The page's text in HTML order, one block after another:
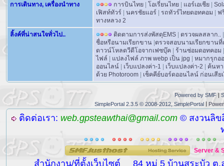
การเดินทาง, เครื่องนำทาง
การบินไทย | โอเรี่ยนไทย | แอร์เอเชีย |
เฟิสท์ทัวร์ | นครชัยแอร์ | รถทัวร์ไทยดอทคอม | ฟ
ทางหลวง 2
ลิ้งค์ที่น่าสนใจทั่วไป..
ติดตามการส่งพัสดุEMS | ตรวจผลสลาก..
|
ชื่อหรือนามเรียกขาน |ตรวจสอบนามเรียกขานที่
ดาวน์โหลดวีดีโอจากเฟซบุ๊ค | ร้านซ่อมดอทคอม |
ไฟล์ | แปลงไฟล์ ภาพ webp เป็น jpg | หมากรุกอ
ออนไลน์ | เว็บแปลงค่า-1 | เว็บแปลงค่า-2 | ค้นห
ด้วย Photoroom | เช็คคีย์บอร์ดออนไลน์ ก่อนเสีย
Powered by SMF|
SimplePortal 2.3.5 © 2008-2012, SimplePortal |
ติดต่อเรา: web.gpsteawthai@gmail.com © สงวนลิข
Server &
สำนักงาน/ที่ตั้งเว็บไซต์ 84 หมู่ 5 บ้านสระบัว